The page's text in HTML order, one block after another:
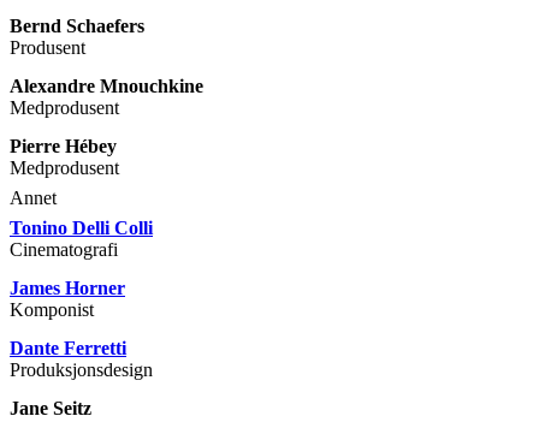
Bernd Schaefers
Produsent
Alexandre Mnouchkine
Medprodusent
Pierre Hébey
Medprodusent
Annet
Tonino Delli Colli
Cinematografi
James Horner
Komponist
Dante Ferretti
Produksjonsdesign
Jane Seitz